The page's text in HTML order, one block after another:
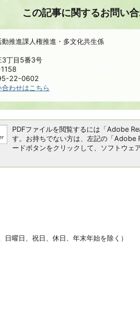
この記事に関するお問い
推進課人権推進・多文化共生係
3丁目5番3号
22-0602
合わせはこちら
PDFファイルを閲覧するには「Adobe
す。お持ちでない方は、左記の「
ードボタンをクリックして、ソフトウェ
日曜日、祝日、休日、年末年始を除く）